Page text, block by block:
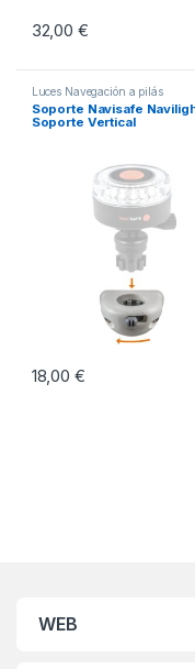
32,00 €
Luces Navegación a pilás
Soporte Navisafe
Soporte Vertical
18,00 €
WEB